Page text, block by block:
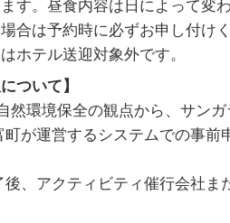
す。昼食内容は日によって変
合は予約時に必ずお申し付け
ホテル送迎対象外です。
ついて】
然環境保全の観点から、サン
が運営するシステムでの事前
後、アクティビティ催行会社ま